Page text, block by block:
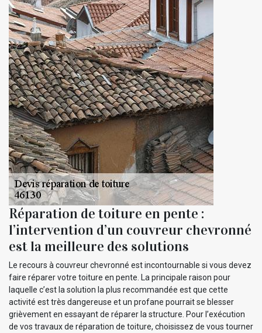
Réparation de toiture en pente :
l’intervention d’un couvreur chevronné
est la meilleure des solutions
Le recours à couvreur chevronné est incontournable si vous devez
faire réparer votre toiture en pente. La principale raison pour
laquelle c’est la solution la plus recommandée est que cette
activité est très dangereuse et un profane pourrait se blesser
grièvement en essayant de réparer la structure. Pour l’exécution
de vos travaux de réparation de toiture, choisissez de vous tourner